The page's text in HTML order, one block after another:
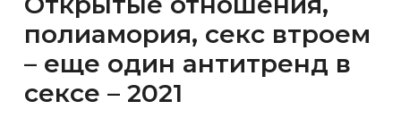
полиамория, секс втроем
– еще один антитренд в
сексе – 2021